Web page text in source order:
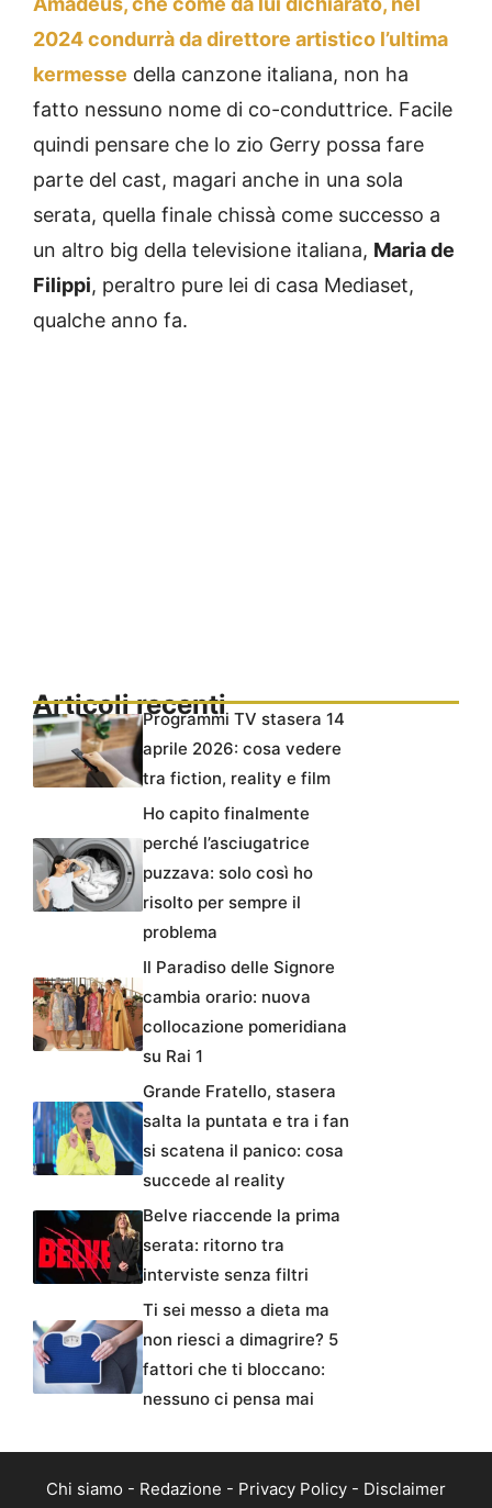
2024 condurrà da direttore artistico l’ultima
kermesse della canzone italiana, non ha
fatto nessuno nome di co-conduttrice. Facile
quindi pensare che lo zio Gerry possa fare
parte del cast, magari anche in una sola
serata, quella finale chissà come successo a
un altro big della televisione italiana, Maria de
Filippi, peraltro pure lei di casa Mediaset,
qualche anno fa.
Articoli recentiProgrammi TV stasera 14
aprile 2026: cosa vedere
tra fiction, reality e film
Ho capito finalmente
perché l’asciugatrice
puzzava: solo così ho
risolto per sempre il
problema
Il Paradiso delle Signore
cambia orario: nuova
collocazione pomeridiana
su Rai 1
Grande Fratello, stasera
salta la puntata e tra i fan
si scatena il panico: cosa
succede al reality
Belve riaccende la prima
serata: ritorno tra
interviste senza filtri
Ti sei messo a dieta ma
non riesci a dimagrire? 5
fattori che ti bloccano:
nessuno ci pensa mai
Chi siamo - Redazione - Privacy Policy - Disclaimer